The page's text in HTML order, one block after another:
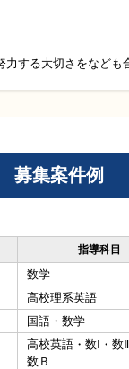
力する大切さをなども
募集案件例
指導科目
数学
高校理系英語
国語・数学
高校英語・数Ⅰ・数
数Ｂ